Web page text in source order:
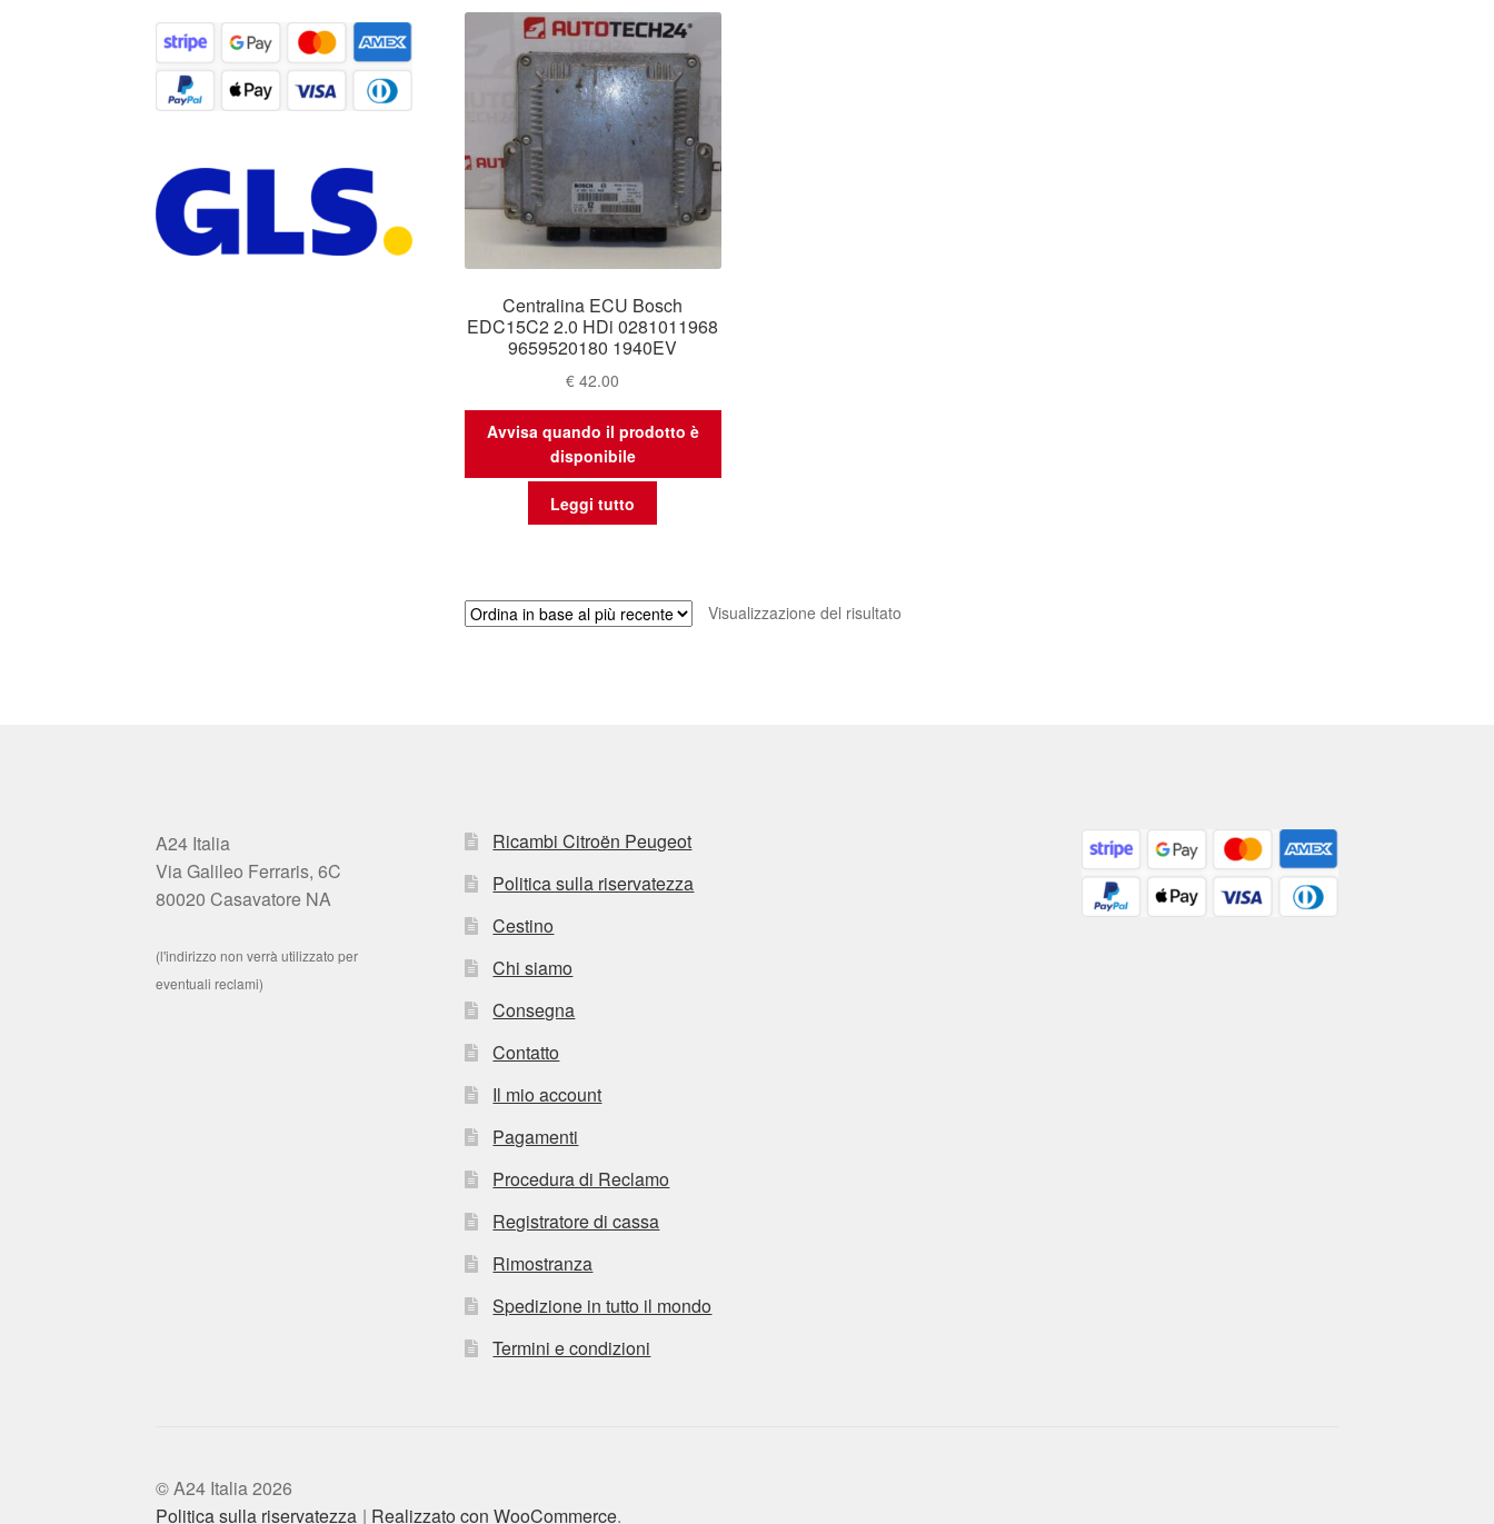
Centralina ECU Bosch
EDC15C2 2.0 HDi 0281011968
9659520180 1940EV
€ 42.00
Avvisa quando il prodotto è
disponibile
Leggi tutto
Visualizzazione del risultato
A24 Italia
Via Galileo Ferraris, 6C
80020 Casavatore NA
(l'indirizzo non verrà utilizzato per
eventuali reclami)
Ricambi Citroën Peugeot
Politica sulla riservatezza
Cestino
Chi siamo
Consegna
Contatto
Il mio account
Pagamenti
Procedura di Reclamo
Registratore di cassa
Rimostranza
Spedizione in tutto il mondo
Termini e condizioni
© A24 Italia 2026
Politica sulla riservatezza
Realizzato con WooCommerce.